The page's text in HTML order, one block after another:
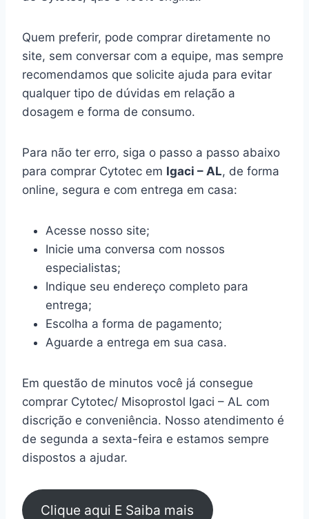
Quem preferir, pode comprar diretamente no
site, sem conversar com a equipe, mas sempre
recomendamos que solicite ajuda para evitar
qualquer tipo de dúvidas em relação a
dosagem e forma de consumo.
Para não ter erro, siga o passo a passo abaixo
para comprar Cytotec em Igaci – AL, de forma
online, segura e com entrega em casa:
Acesse nosso site;
Inicie uma conversa com nossos
especialistas;
Indique seu endereço completo para
entrega;
Escolha a forma de pagamento;
Aguarde a entrega em sua casa.
Em questão de minutos você já consegue
comprar Cytotec/ Misoprostol Igaci – AL com
discrição e conveniência. Nosso atendimento é
de segunda a sexta-feira e estamos sempre
dispostos a ajudar.
Clique aqui E Saiba mais